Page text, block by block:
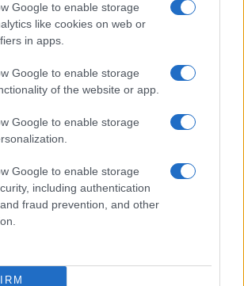
Google to enable storage
like cookies on web or
in apps.
Google to enable storage
of the website or app.
Google to enable storage
Google to enable storage
including authentication
fraud prevention, and other